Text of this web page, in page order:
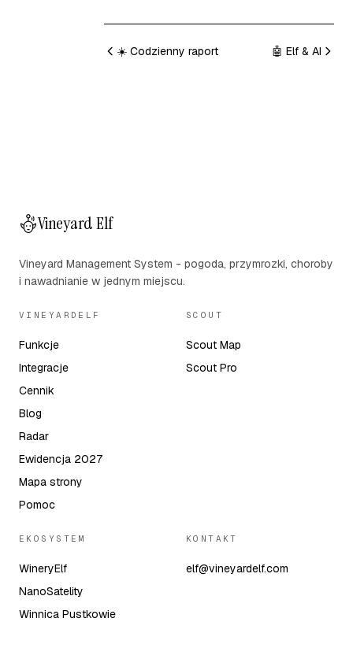
☀️ Codzienny raport 🤖 Elf & AI
Vineyard Elf
Vineyard Management System - pogoda, przymrozki, choroby
i nawadnianie w jednym miejscu.
VINEYARDELF
Funkcje
Integracje
Cennik
Blog
Radar
Ewidencja 2027
Mapa strony
Pomoc
SCOUT
Scout Map
Scout Pro
EKOSYSTEM
WineryElf
NanoSatelity
Winnica Pustkowie
KONTAKT
elf@vineyardelf.com